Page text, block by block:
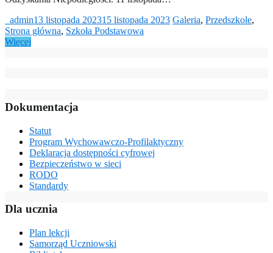
_admin13 listopada 202315 listopada 2023 Galeria, Przedszkole,
Strona główna, Szkoła Podstawowa
Więcej
Dokumentacja
Statut
Program Wychowawczo-Profilaktyczny
Deklaracja dostępności cyfrowej
Bezpieczeństwo w sieci
RODO
Standardy
Dla ucznia
Plan lekcji
Samorząd Uczniowski